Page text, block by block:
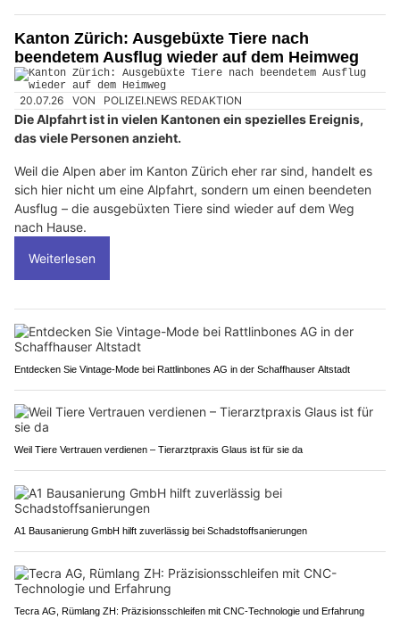
Kanton Zürich: Ausgebüxte Tiere nach
beendetem Ausflug wieder auf dem Heimweg
20.07.26 VON POLIZEI.NEWS REDAKTION
Die Alpfahrt ist in vielen Kantonen ein spezielles Ereignis,
das viele Personen anzieht.
Weil die Alpen aber im Kanton Zürich eher rar sind, handelt es
sich hier nicht um eine Alpfahrt, sondern um einen beendeten
Ausflug – die ausgebüxten Tiere sind wieder auf dem Weg
nach Hause.
Weiterlesen
Entdecken Sie Vintage-Mode bei Rattlinbones AG in der Schaffhauser Altstadt
Weil Tiere Vertrauen verdienen – Tierarztpraxis Glaus ist für sie da
A1 Bausanierung GmbH hilft zuverlässig bei Schadstoffsanierungen
Tecra AG, Rümlang ZH: Präzisionsschleifen mit CNC-Technologie und Erfahrung